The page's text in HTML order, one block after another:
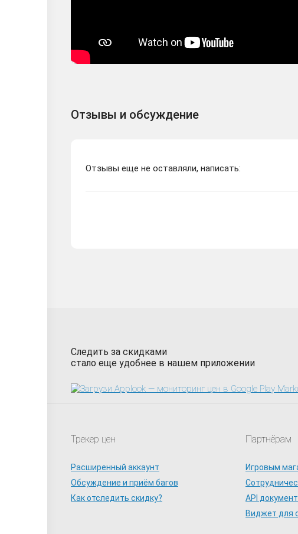
Отзывы и обсуждение
Отзывы еще не оставляли, написать:
Следить за скидками
стало еще удобнее в нашем приложении
Трекер цен
Расширенный аккаунт
Обсуждение и приём багов
Как отследить скидку?
Партнёрам
Игровым
API
Виджет для